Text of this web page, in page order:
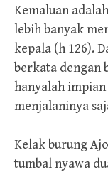
Kemaluan
lebih banyak
kepala (h 126).
berkata dengan
hanyalah
menjalaninya
Kelak burung
tumbal nyawa